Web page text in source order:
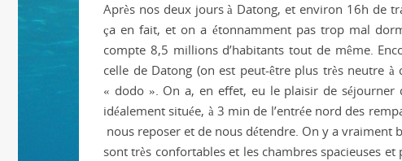
Après nos deux jours à Datong, et environ 16h de
ça en fait, et on a étonnamment pas trop mal
compte 8,5 millions d’habitants tout de même.
celle de Datong (on est peut-être plus très neutre
« dodo ». On a, en effet, eu le plaisir de séjourner
idéalement située, à 3 min de l’entrée nord des
nous reposer et de nous détendre. On y a vraiment
sont très confortables et les chambres spacieuses et